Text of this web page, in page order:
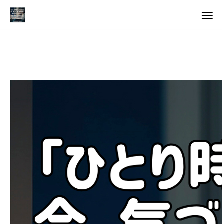
料金について
会員様からの喜びの声
よくあるご質問